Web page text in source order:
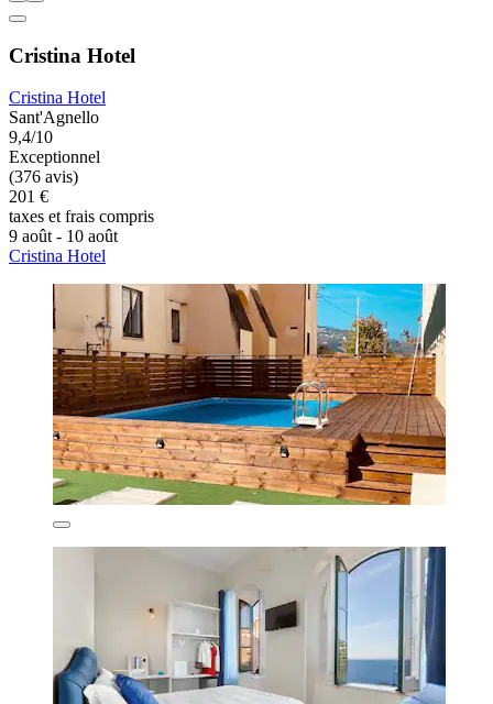
Cristina Hotel
Cristina Hotel
Sant'Agnello
9,4/10
Exceptionnel
(376 avis)
201 €
taxes et frais compris
9 août - 10 août
Cristina Hotel